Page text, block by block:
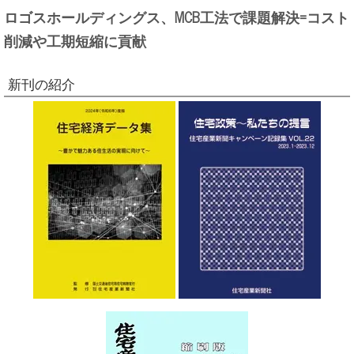
ロゴスホールディングス、MCB工法で課題解決=コスト
削減や工期短縮に貢献
新刊の紹介